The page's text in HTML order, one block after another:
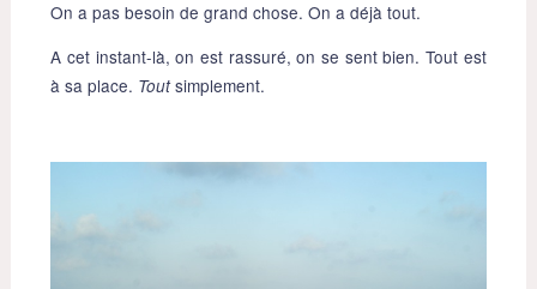
On a pas besoin de grand chose. On a déjà tout.
A cet instant-là, on est rassuré, on se sent bien. Tout est
à sa place. Toutsimplement.